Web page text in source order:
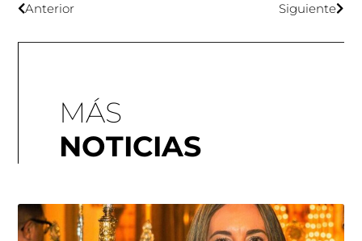
Anterior Siguiente
MÁS
NOTICIAS